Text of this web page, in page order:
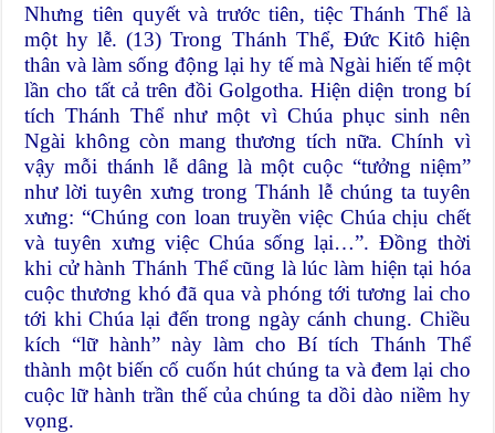
Nhưng tiên quyết và trước tiên, tiệc Thánh Thể là
một hy lễ. (13) Trong Thánh Thể, Đức Kitô hiện
thân và làm sống động lại hy tế mà Ngài hiến tế một
lần cho tất cả trên đồi Golgotha. Hiện diện trong bí
tích Thánh Thể như một vì Chúa phục sinh nên
Ngài không còn mang thương tích nữa. Chính vì
vậy mỗi thánh lễ dâng là một cuộc “tưởng niệm”
như lời tuyên xưng trong Thánh lễ chúng ta tuyên
xưng: “Chúng con loan truyền việc Chúa chịu chết
và tuyên xưng việc Chúa sống lại…”. Đồng thời
khi cử hành Thánh Thể cũng là lúc làm hiện tại hóa
cuộc thương khó đã qua và phóng tới tương lai cho
tới khi Chúa lại đến trong ngày cánh chung. Chiều
kích “lữ hành” này làm cho Bí tích Thánh Thể
thành một biến cố cuốn hút chúng ta và đem lại cho
cuộc lữ hành trần thế của chúng ta dồi dào niềm hy
vọng.